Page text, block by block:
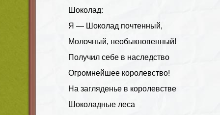
Шоколад:
Я — Шоколад почтенный,
Молочный, необыкновенный!
Получил себе в наследство
Огромнейшее королевство!
На загляденье в королевстве
Шоколадные леса